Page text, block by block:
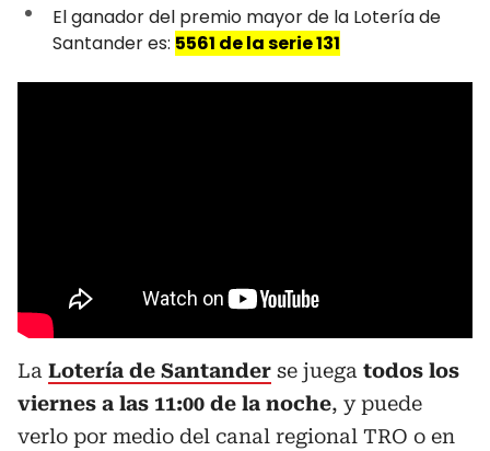
El ganador del premio mayor de la Lotería de
Santander es: 5561 de la serie 131
La Lotería de Santander se juega todos los
viernes a las 11:00 de la noche, y puede
verlo por medio del canal regional TRO o en